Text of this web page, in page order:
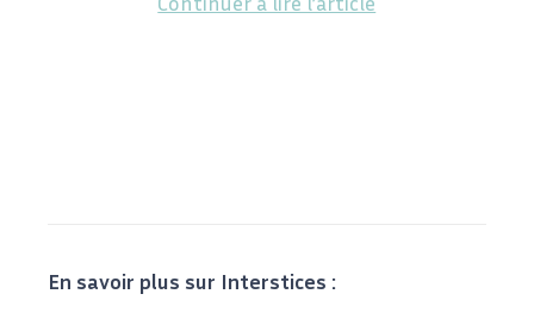
En savoir plus sur Interstices :